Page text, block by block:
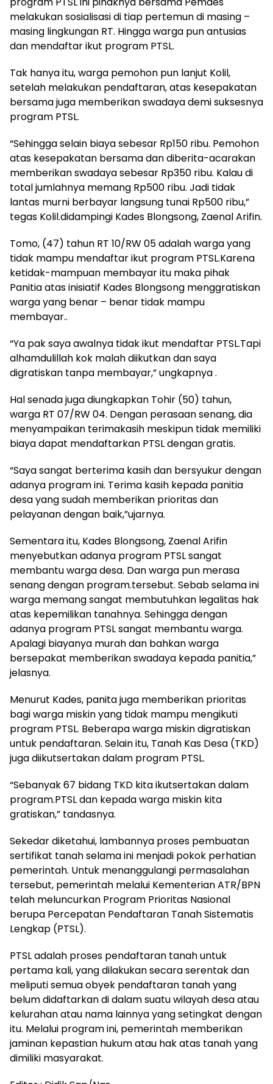
melakukan sosialisasi di tiap pertemun di masing –
masing lingkungan RT. Hingga warga pun antusias
dan mendaftar ikut program PTSL.
Tak hanya itu, warga pemohon pun lanjut Kolil,
setelah melakukan pendaftaran, atas kesepakatan
bersama juga memberikan swadaya demi suksesnya
program PTSL.
“Sehingga selain biaya sebesar Rp150 ribu. Pemohon
atas kesepakatan bersama dan diberita-acarakan
memberikan swadaya sebesar Rp350 ribu. Kalau di
total jumlahnya memang Rp500 ribu. Jadi tidak
lantas murni berbayar langsung tunai Rp500 ribu,”
tegas Kolil.didampingi Kades Blongsong, Zaenal Arifin.
Tomo, (47) tahun RT 10/RW 05 adalah warga yang
tidak mampu mendaftar ikut program PTSL.Karena
ketidak-mampuan membayar itu maka pihak
Panitia atas inisiatif Kades Blongsong menggratiskan
warga yang benar – benar tidak mampu
membayar..
“Ya pak saya awalnya tidak ikut mendaftar PTSL.Tapi
alhamdulillah kok malah diikutkan dan saya
digratiskan tanpa membayar,” ungkapnya .
Hal senada juga diungkapkan Tohir (50) tahun,
warga RT 07/RW 04. Dengan perasaan senang, dia
menyampaikan terimakasih meskipun tidak memiliki
biaya dapat mendaftarkan PTSL dengan gratis.
“Saya sangat berterima kasih dan bersyukur dengan
adanya program ini. Terima kasih kepada panitia
desa yang sudah memberikan prioritas dan
pelayanan dengan baik,”ujarnya.
Sementara itu, Kades Blongsong, Zaenal Arifin
menyebutkan adanya program PTSL sangat
membantu warga desa. Dan warga pun merasa
senang dengan program.tersebut. Sebab selama ini
warga memang sangat membutuhkan legalitas hak
atas kepemilikan tanahnya. Sehingga dengan
adanya program PTSL sangat membantu warga.
Apalagi biayanya murah dan bahkan warga
bersepakat memberikan swadaya kepada panitia,”
jelasnya.
Menurut Kades, panita juga memberikan prioritas
bagi warga miskin yang tidak mampu mengikuti
program PTSL. Beberapa warga miskin digratiskan
untuk pendaftaran. Selain itu, Tanah Kas Desa (TKD)
juga diikutsertakan dalam program PTSL.
“Sebanyak 67 bidang TKD kita ikutsertakan dalam
program.PTSL dan kepada warga miskin kita
gratiskan,” tandasnya.
Sekedar diketahui, lambannya proses pembuatan
sertifikat tanah selama ini menjadi pokok perhatian
pemerintah. Untuk menanggulangi permasalahan
tersebut, pemerintah melalui Kementerian ATR/BPN
telah meluncurkan Program Prioritas Nasional
berupa Percepatan Pendaftaran Tanah Sistematis
Lengkap (PTSL).
PTSL adalah proses pendaftaran tanah untuk
pertama kali, yang dilakukan secara serentak dan
meliputi semua obyek pendaftaran tanah yang
belum didaftarkan di dalam suatu wilayah desa atau
kelurahan atau nama lainnya yang setingkat dengan
itu. Melalui program ini, pemerintah memberikan
jaminan kepastian hukum atau hak atas tanah yang
dimiliki masyarakat.